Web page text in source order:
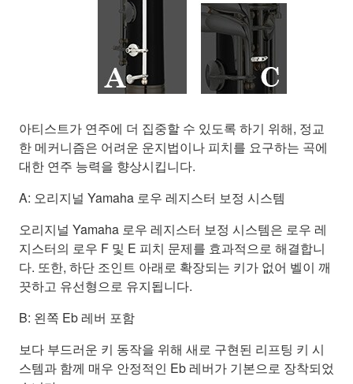
아티스트가 연주에 더 집중할 수 있도록 하기 위해, 정교
한 메커니즘은 어려운 운지법이나 피치를 요구하는 곡에
대한 연주 능력을 향상시킵니다.
A: 오리지널 Yamaha 로우 레지스터 보정 시스템
오리지널 Yamaha 로우 레지스터 보정 시스템은 로우 레
지스터의 로우 F 및 E 피치 문제를 효과적으로 해결합니
다. 또한, 하단 조인트 아래로 확장되는 키가 없어 벨이 깨
끗하고 유선형으로 유지됩니다.
B: 왼쪽 Eb 레버 포함
보다 부드러운 키 동작을 위해 새로 구현된 리프팅 키 시
스템과 함께 매우 안정적인 Eb 레버가 기본으로 장착되었